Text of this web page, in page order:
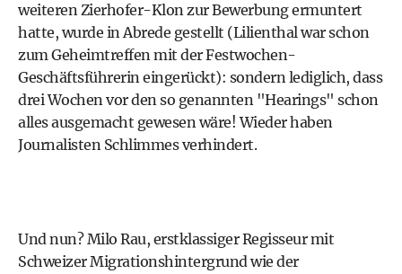
weiteren Zierhofer-Klon zur Bewerbung ermuntert
hatte, wurde in Abrede gestellt (Lilienthal war schon
zum Geheimtreffen mit der Festwochen-
Geschäftsführerin eingerückt): sondern lediglich, dass
drei Wochen vor den so genannten "Hearings" schon
alles ausgemacht gewesen wäre! Wieder haben
Journalisten Schlimmes verhindert.
Und nun? Milo Rau, erstklassiger Regisseur mit
Schweizer Migrationshintergrund wie der